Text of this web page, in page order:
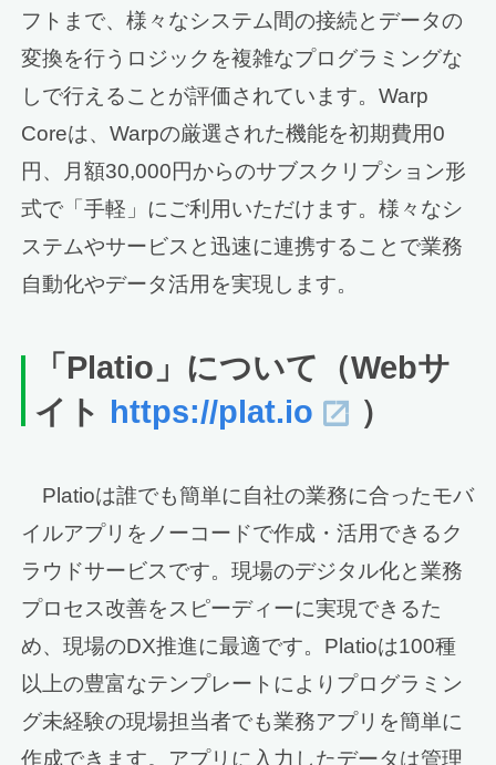
フトまで、様々なシステム間の接続とデータの
変換を行うロジックを複雑なプログラミングな
しで行えることが評価されています。Warp
Coreは、Warpの厳選された機能を初期費用0
円、月額30,000円からのサブスクリプション形
式で「手軽」にご利用いただけます。様々なシ
ステムやサービスと迅速に連携することで業務
自動化やデータ活用を実現します。
「Platio」について（Webサ
イト https://plat.io ）
Platioは誰でも簡単に自社の業務に合ったモバ
イルアプリをノーコードで作成・活用できるク
ラウドサービスです。現場のデジタル化と業務
プロセス改善をスピーディーに実現できるた
め、現場のDX推進に最適です。Platioは100種
以上の豊富なテンプレートによりプログラミン
グ未経験の現場担当者でも業務アプリを簡単に
作成できます。アプリに入力したデータは管理